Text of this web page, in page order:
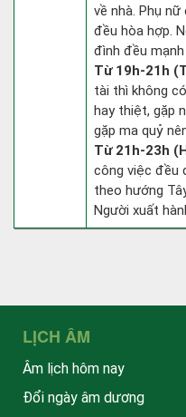
về nhà. Phụ
đều hòa hợp.
đình đều mạnh
Từ 19h-21h
tài thì không
hay thiệt, gặp
gặp ma quỷ
Từ 21h-23h
công việc đều
theo hướng
Người xuất
LỊCH ÂM
Âm lịch hôm nay
Đổi ngày âm dương